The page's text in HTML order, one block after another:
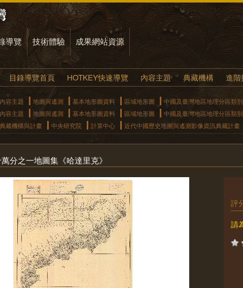
導覽 技術體驗 成果網站資源
目錄導覽首頁 HOTKEY快速導覽 內容主題 典藏機構 進階
內容主題 地圖與遙測 基本地形圖資料 區域地形圖 中國及臺灣地區地理分區類別
內容主題 地圖與遙測 基本地形圖資料 區域地形圖 中國及臺灣地區地理分區類別
典藏機構與計畫 中央研究院 計算中心 近代中國歷史地圖與遙測影像資訊典藏計畫
分之一地圖集《哈達里克》
評
請